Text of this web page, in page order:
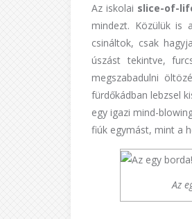
Az iskolai slice-of-
mindezt. Közülük is
csináltok, csak
úszást tekintve,
megszabadulni
fürdőkádban lebzsel
egy igazi mind-
fiúk egymást, mint a
Az